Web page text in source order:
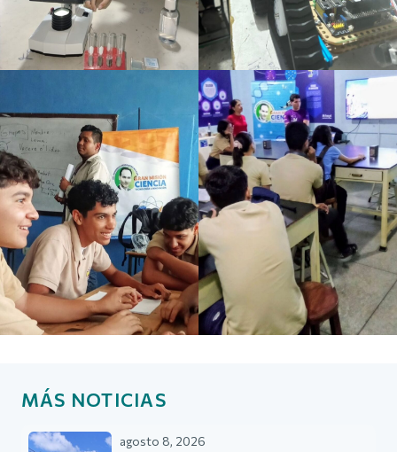
MÁS NOTICIAS
agosto 8, 2026